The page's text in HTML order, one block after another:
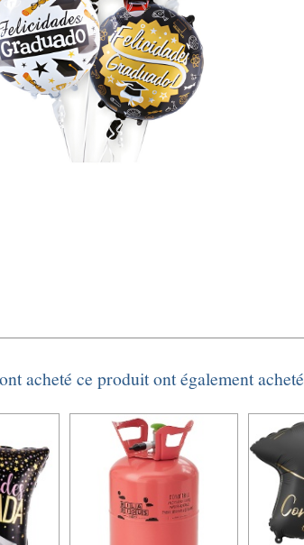
acheté ce produit ont également acheté